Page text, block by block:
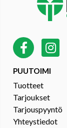
PUUTOIMI
Tuotteet
Tarjoukset
Tarjouspyyntö
Yhteystiedot